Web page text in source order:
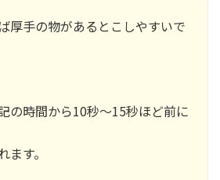
厚手の物があるとこしやすいで
の時間から10秒～15秒ほど前に
す。